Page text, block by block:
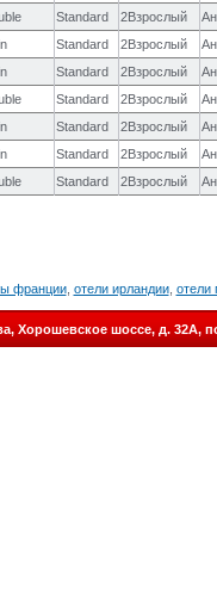
Standard 2Взрослый
Standard 2Взрослый
Standard 2Взрослый
Standard 2Взрослый
Standard 2Взрослый
Standard 2Взрослый
Standard 2Взрослый
франции, отели ирландии, отели
Хорошевское шоссе, д.